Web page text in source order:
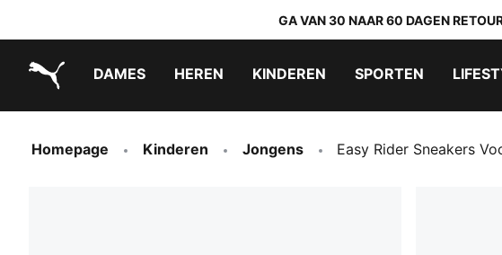
GA VAN 30 NAAR 60 DAGEN
DAMES HEREN KINDEREN SPORTEN
Homepage Kinderen Jongens Easy Rider Sneakers